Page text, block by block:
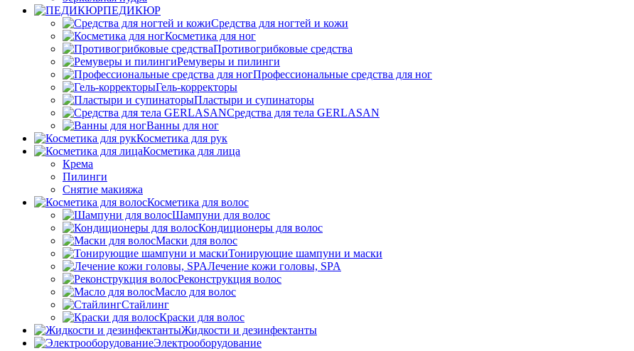
ПЕДИКЮР
Средства для ногтей и кожи
Косметика для ног
Противогрибковые средства
Ремуверы и пилинги
Профессиональные средства для ног
Гель-корректоры
Пластыри и супинаторы
Средства для тела GERLASAN
Ванны для ног
Косметика для рук
Косметика для лица
Крема
Пилинги
Снятие макияжа
Косметика для волос
Шампуни для волос
Кондиционеры для волос
Маски для волос
Тонирующие шампуни и маски
Лечение кожи головы, SPA
Реконструкция волос
Масло для волос
Стайлинг
Краски для волос
Жидкости и дезинфектанты
Электрооборудование